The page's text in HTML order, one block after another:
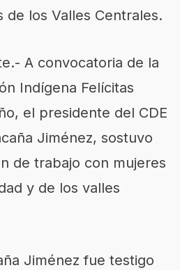
de los Valles Centrales.
A convocatoria de la
Indígena Felícitas
el presidente del CDE
Jiménez, sostuvo
de trabajo con mujeres
y de los valles
Jiménez fue testigo